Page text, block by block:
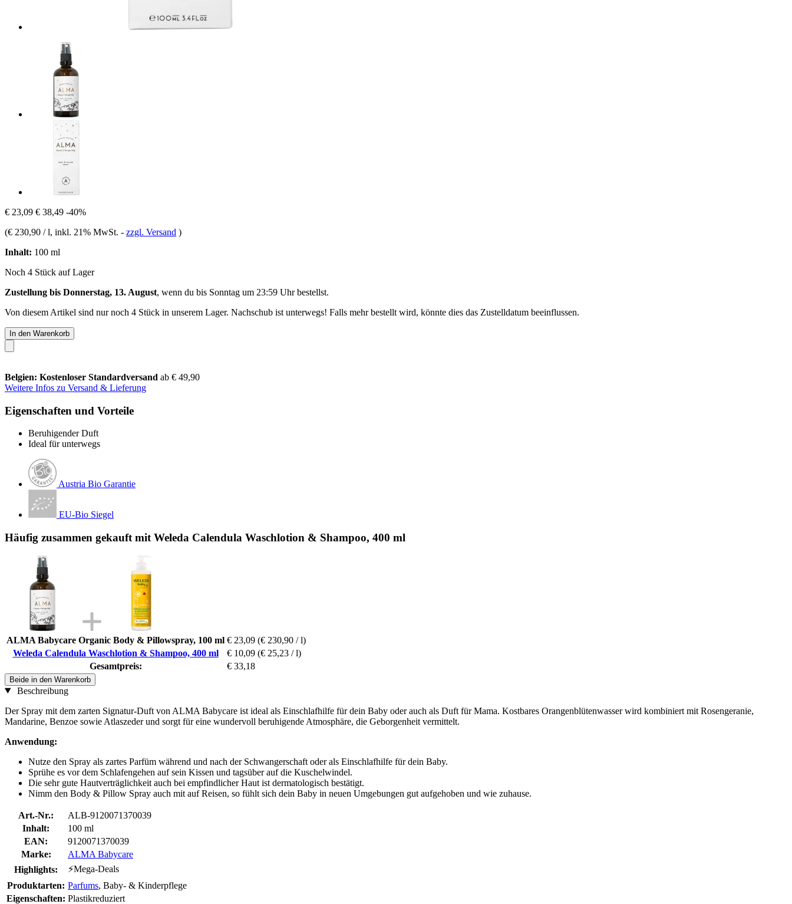
€ 23,09 € 38,49 -40%
(€ 230,90 / l, inkl. 21% MwSt. - zzgl. Versand )
Inhalt: 100 ml
Noch 4 Stück auf Lager
Zustellung bis Donnerstag, 13. August, wenn du bis Sonntag um 23:59 Uhrbestellst.
Von diesem Artikel sind nur noch 4 Stück in unserem Lager. Nachschub ist unterwegs! Falls mehr bestellt wird, könnte dies das Zustelldatum beeinflussen.
In den Warenkorb
Belgien: Kostenloser Standardversand ab € 49,90
Weitere Infos zu Versand & Lieferung
Eigenschaften und Vorteile
Beruhigender Duft
Ideal für unterwegs
Austria Bio Garantie
EU-Bio Siegel
Häufig zusammen gekauft mit Weleda Calendula Waschlotion & Shampoo, 400 ml
ALMA Babycare Organic Body & Pillowspray, 100 ml € 23,09 (€ 230,90 / l)
Weleda Calendula Waschlotion & Shampoo, 400 ml
€ 10,09 (€ 25,23 / l)
Gesamtpreis:
€ 33,18
Beide in den Warenkorb
Beschreibung
Der Spray mit dem zarten Signatur-Duft von ALMA Babycare ist ideal als Einschlafhilfe für dein Baby oder auch als Duft für Mama. Kostbares Orangenblütenwasser wird kombiniert mit Rosengeranie,
Mandarine, Benzoe sowie Atlaszeder und sorgt für eine wundervoll beruhigende Atmosphäre, die Geborgenheit vermittelt.
Anwendung:
Nutze den Spray als zartes Parfüm während und nach der Schwangerschaft oder als Einschlafhilfe für dein Baby.
Sprühe es vor dem Schlafengehen auf sein Kissen und tagsüber auf die Kuschelwindel.
Die sehr gute Hautverträglichkeit auch bei empfindlicher Haut ist dermatologisch bestätigt.
Nimm den Body & Pillow Spray auch mit auf Reisen, so fühlt sich dein Baby in neuen Umgebungen gut aufgehoben und wie zuhause.
Art.-Nr.:
ALB-9120071370039
Inhalt:
100 ml
EAN:
9120071370039
Marke:
ALMA Babycare
Highlights:
⚡Mega-Deals
Produktarten: Parfums, Baby- & Kinderpflege
Eigenschaften: Plastikreduziert